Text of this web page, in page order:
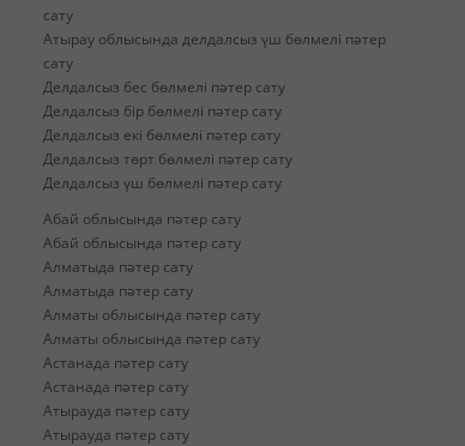
сату
Атырау облысында делдалсыз үш бөлмелі пәтер
сату
Делдалсыз бес бөлмелі пәтер сату
Делдалсыз бір бөлмелі пәтер сату
Делдалсыз екі бөлмелі пәтер сату
Делдалсыз төрт бөлмелі пәтер сату
Делдалсыз үш бөлмелі пәтер сату
Абай облысында пәтер сату
Абай облысында пәтер сату
Алматыда пәтер сату
Алматыда пәтер сату
Алматы облысында пәтер сату
Алматы облысында пәтер сату
Астанада пәтер сату
Астанада пәтер сату
Атырауда пәтер сату
Атырауда пәтер сату